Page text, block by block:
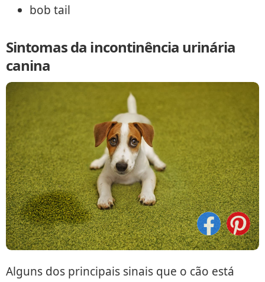
bob tail
Sintomas da incontinência urinária
canina
Alguns dos principais sinais que o cão está